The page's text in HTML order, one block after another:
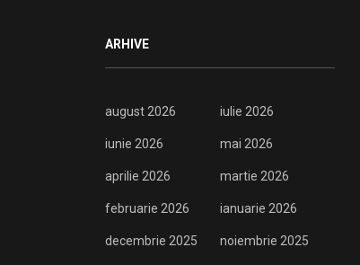
ARHIVE
august 2026 iulie 2026
iunie 2026 mai 2026
aprilie 2026 martie 2026
februarie 2026 ianuarie 2026
decembrie 2025 noiembrie 2025